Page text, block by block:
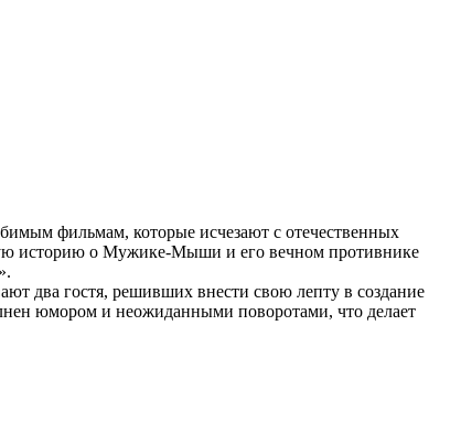
фильмам, которые исчезают с отечественных
историю о Мужике-Мыши и его вечном противнике
два гостя, решивших внести свою лепту в создание
юмором и неожиданными поворотами, что делает